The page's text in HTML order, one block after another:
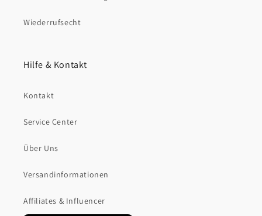
Wiederrufsecht
Hilfe & Kontakt
Kontakt
Service Center
Über Uns
Versandinformationen
Affiliates & Influencer